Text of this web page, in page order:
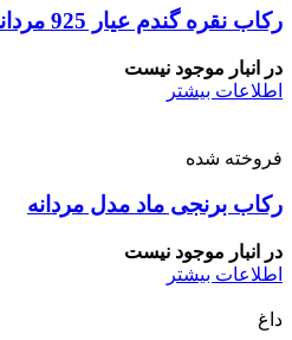
رکاب نقره گندم عیار 925 مردانه
در انبار موجود نیست
اطلاعات بیشتر
فروخته شده
رکاب برنجی ماد مدل مردانه
در انبار موجود نیست
اطلاعات بیشتر
داغ